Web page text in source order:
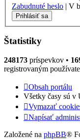
Zabudnuté heslo | V
Štatistiky
248173 príspevkov •
registrovaným
Obsah portálu
Všetky časy sú v
Vymazať
Napísať
Založené na phpBB®